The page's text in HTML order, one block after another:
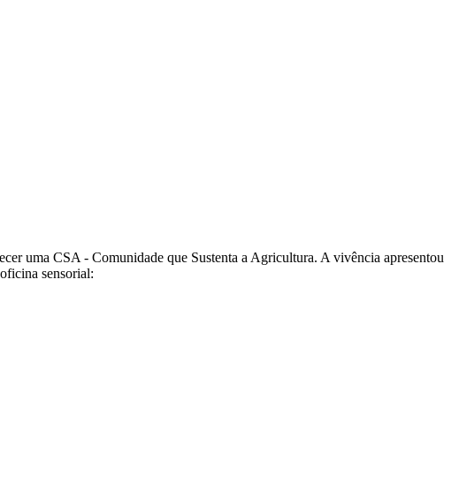
uma CSA - Comunidade que Sustenta a Agricultura. A vivência apresentou
sensorial: